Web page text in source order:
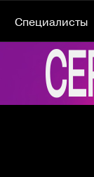
Специалисты